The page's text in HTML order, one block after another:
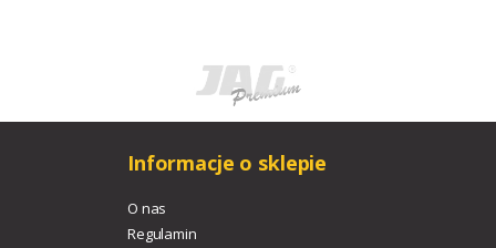
Informacje o sklepie
O nas
Regulamin